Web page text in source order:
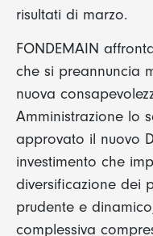
risultati di marzo.
FONDEMAIN
che si preannuncia
nuova
Amministrazione lo
approvato il nuovo
investimento che
diversificazione dei
prudente e
complessiva